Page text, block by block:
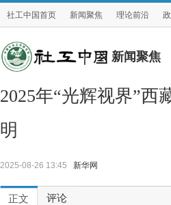
社工中国首页 新闻聚焦 理论前沿
新闻聚焦
2025年“光辉视界”
明
2025-08-26 13:45 新华网
正文 评论